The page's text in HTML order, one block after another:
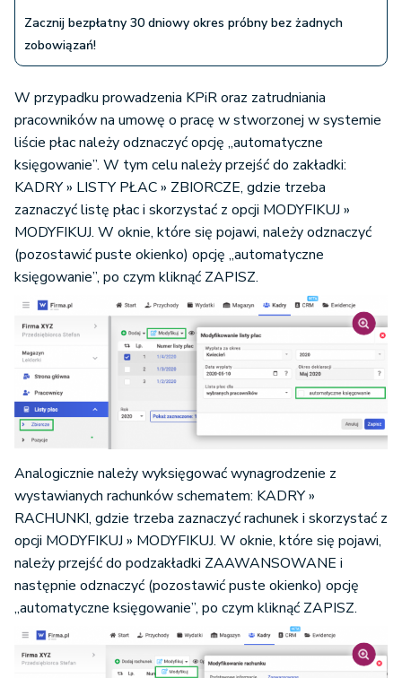
Zacznij bezpłatny 30 dniowy okres próbny bez żadnych
zobowiązań!
W przypadku prowadzenia KPiR oraz zatrudniania
pracowników na umowę o pracę w stworzonej w systemie
liście płac należy odznaczyć opcję „automatyczne
księgowanie”. W tym celu należy przejść do zakładki:
KADRY » LISTY PŁAC » ZBIORCZE, gdzie trzeba
zaznaczyć listę płac i skorzystać z opcji MODYFIKUJ »
MODYFIKUJ. W oknie, które się pojawi, należy odznaczyć
(pozostawić puste okienko) opcję „automatyczne
księgowanie”, po czym kliknąć ZAPISZ.
Analogicznie należy wyksięgować wynagrodzenie z
wystawianych rachunków schematem: KADRY »
RACHUNKI, gdzie trzeba zaznaczyć rachunek i skorzystać z
opcji MODYFIKUJ » MODYFIKUJ. W oknie, które się pojawi,
należy przejść do podzakładki ZAAWANSOWANE i
następnie odznaczyć (pozostawić puste okienko) opcję
„automatyczne księgowanie”, po czym kliknąć ZAPISZ.